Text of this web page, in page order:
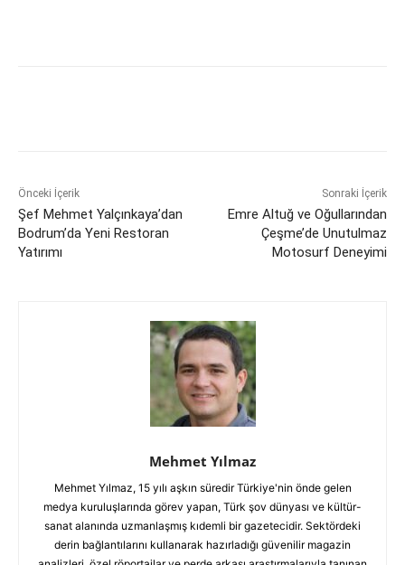
Önceki İçerik
Şef Mehmet Yalçınkaya’dan
Bodrum’da Yeni Restoran
Yatırımı
Sonraki İçerik
Emre Altuğ ve Oğullarından
Çeşme’de Unutulmaz
Motosurf Deneyimi
Mehmet Yılmaz
Mehmet Yılmaz, 15 yılı aşkın süredir Türkiye'nin önde gelen
medya kuruluşlarında görev yapan, Türk şov dünyası ve kültür-
sanat alanında uzmanlaşmış kıdemli bir gazetecidir. Sektördeki
derin bağlantılarını kullanarak hazırladığı güvenilir magazin